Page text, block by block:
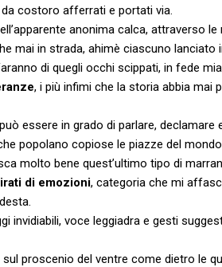
costoro afferrati e portati via.
anonima calca, attraverso
mai in strada, ahimè ciascuno lanciato
di quegli occhi scippati, in fede
, i più infimi che la storia abbia mai
essere in grado di parlare,
popolano copiose le piazze del
molto bene quest’ultimo tipo di
di emozioni, categoria che mi
invidiabili, voce leggiadra e gesti
proscenio del ventre come dietro le